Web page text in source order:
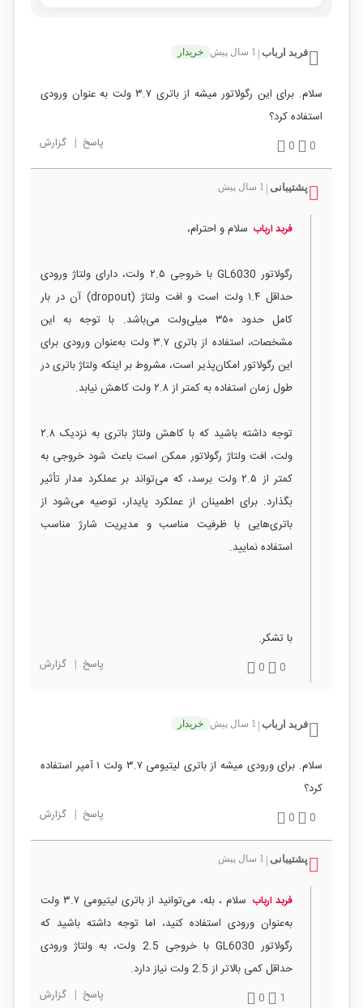
فربد ارباب | 1 سال پیش خریدار
سلام. برای این رگولاتور میشه از باتری ۳.۷ ولت به عنوان ورودی
استفاده کرد؟
0
0 پاسخ | گزارش
پشتیبانی | 1 سال پیش
فربد ارباب سلام و احترام،
رگولاتور GL6030 با خروجی ۲.۵ ولت، دارای ولتاژ ورودی
حداقل ۱.۴ ولت است و افت ولتاژ (dropout) آن در بار
کامل حدود ۳۵۰ میلی‌ولت می‌باشد. با توجه به این
مشخصات، استفاده از باتری ۳.۷ ولت به‌عنوان ورودی برای
این رگولاتور امکان‌پذیر است، مشروط بر اینکه ولتاژ باتری در
طول زمان استفاده به کمتر از ۲.۸ ولت کاهش نیابد.
توجه داشته باشید که با کاهش ولتاژ باتری به نزدیک ۲.۸
ولت، افت ولتاژ رگولاتور ممکن است باعث شود خروجی به
کمتر از ۲.۵ ولت برسد، که می‌تواند بر عملکرد مدار تأثیر
بگذارد. برای اطمینان از عملکرد پایدار، توصیه می‌شود از
باتری‌هایی با ظرفیت مناسب و مدیریت شارژ مناسب
استفاده نمایید.
با تشکر.
0
0 پاسخ | گزارش
فربد ارباب | 1 سال پیش خریدار
سلام. برای ورودی میشه از باتری لیتیومی ۳.۷ ولت ۱ آمپر استفاده
کرد؟
0
0 پاسخ | گزارش
پشتیبانی | 1 سال پیش
فربد ارباب
سلام ، بله، می‌توانید از باتری لیتیومی ۳.۷ ولت
به‌عنوان ورودی استفاده کنید، اما توجه داشته باشید که
رگولاتور GL6030 با خروجی 2.5 ولت، به ولتاژ ورودی
حداقل کمی بالاتر از 2.5 ولت نیاز دارد.
1
0 پاسخ | گزارش